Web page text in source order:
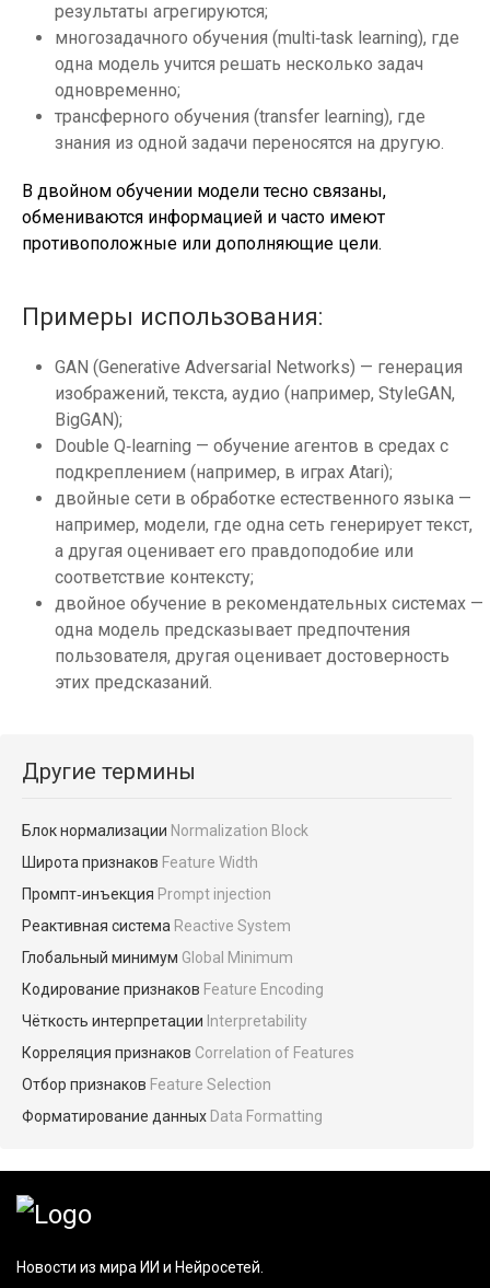
результаты агрегируются;
многозадачного обучения (multi‑task learning), где
одна модель учится решать несколько задач
одновременно;
трансферного обучения (transfer learning), где
знания из одной задачи переносятся на другую.
В двойном обучении модели тесно связаны,
обмениваются информацией и часто имеют
противоположные или дополняющие цели.
Примеры использования:
GAN (Generative Adversarial Networks) — генерация
изображений, текста, аудио (например, StyleGAN,
BigGAN);
Double Q‑learning — обучение агентов в средах с
подкреплением (например, в играх Atari);
двойные сети в обработке естественного языка —
например, модели, где одна сеть генерирует текст,
а другая оценивает его правдоподобие или
соответствие контексту;
двойное обучение в рекомендательных системах —
одна модель предсказывает предпочтения
пользователя, другая оценивает достоверность
этих предсказаний.
Другие термины
Блок нормализации Normalization Block
Широта признаков Feature Width
Промпт‑инъекция Prompt injection
Реактивная система Reactive System
Глобальный минимум Global Minimum
Кодирование признаков Feature Encoding
Чёткость интерпретации Interpretability
Корреляция признаков Correlation of Features
Отбор признаков Feature Selection
Форматирование данных Data Formatting
Новости из мира ИИ и Нейросетей.